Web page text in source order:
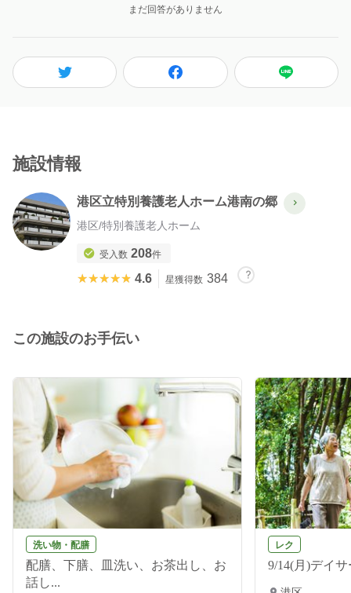
まだ回答がありません
施設情報
港区立特別養護老人ホーム港南の郷
港区/特別養護老人ホーム
受入数 208件
★★★★★
★★★★★ 4.6 星獲得数 384
この施設のお手伝い
洗い物・配膳
配膳、下膳、皿洗い、お茶出し、お
話し...
レク
9/14(月)デイ